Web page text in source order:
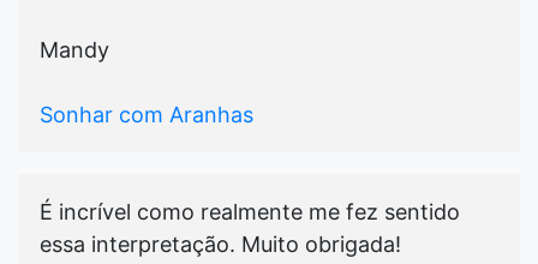
Mandy
Sonhar com Aranhas
É incrível como realmente me fez sentido
essa interpretação. Muito obrigada!